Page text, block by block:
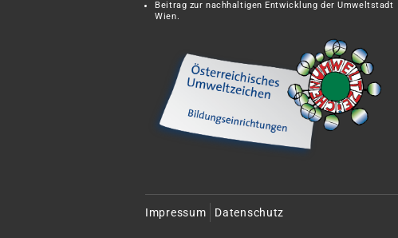
Beitrag zur nachhaltigen Entwicklung der Umweltstadt
Wien.
Impressum Datenschutz